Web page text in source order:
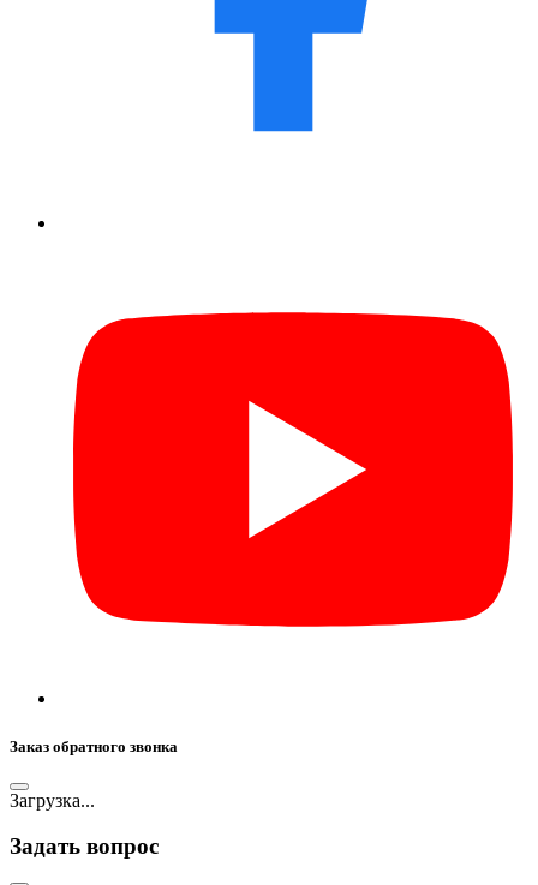
Заказ обратного звонка
Загрузка...
Задать вопрос